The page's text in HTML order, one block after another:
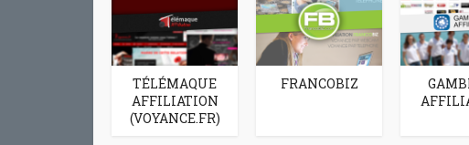
TÉLÉMAQUE
AFFILIATION
(VOYANCE.FR)
FRANCOBIZ
pages sur
sociaux